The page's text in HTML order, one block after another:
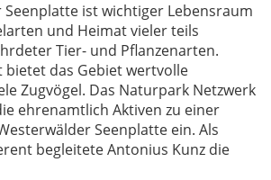
Seenplatte ist wichtiger Lebensraum
und Heimat vieler teils
Tier- und Pflanzenarten.
bietet das Gebiet wertvolle
Zugvögel. Das Naturpark Netzwerk
ehrenamtlich Aktiven zu einer
Seenplatte ein. Als
begleitete Antonius Kunz die